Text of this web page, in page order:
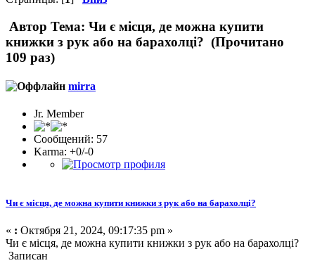
Автор Тема: Чи є місця, де можна купити
книжки з рук або на барахолці? (Прочитано
109 раз)
mirra
Jr. Member
Сообщений: 57
Karma: +0/-0
Чи є місця, де можна купити книжки з рук або на барахолці?
« : Октября 21, 2024, 09:17:35 pm »
Чи є місця, де можна купити книжки з рук або на барахолці?
Записан